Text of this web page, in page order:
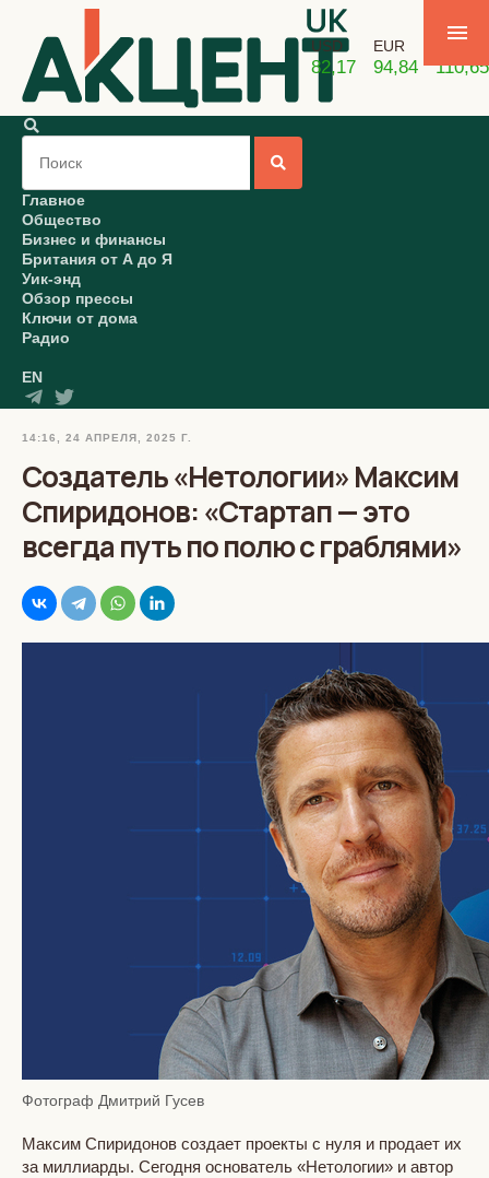
USD
82,17
EUR
94,84 110,65
Главное
Общество
Бизнес и финансы
Британия от А до Я
Уик-энд
Обзор прессы
Ключи от дома
Радио
EN
14:16, 24 АПРЕЛЯ, 2025 Г.
Создатель «Нетологии» Максим
Спиридонов: «Стартап — это
всегда путь по полю с граблями»
Фотограф Дмитрий Гусев
Максим Спиридонов создает проекты с нуля и продает их
за миллиарды. Сегодня основатель «Нетологии» и автор